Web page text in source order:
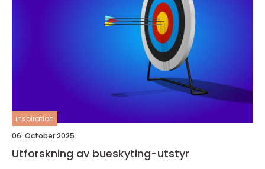
inspiration
06. October 2025
Utforskning av bueskyting-utstyr